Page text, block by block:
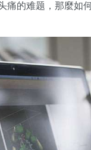
痛的难题，那麼如